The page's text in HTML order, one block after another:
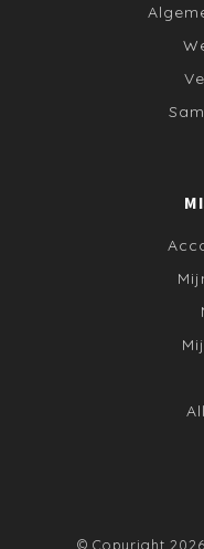
© Copyright